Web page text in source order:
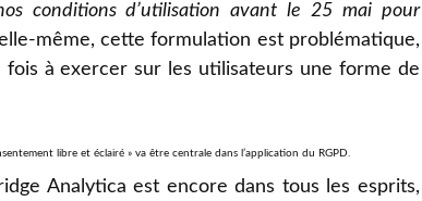
conditions d’utilisation avant le 25 mai pour
même, cette formulation est problématique,
à exercer sur les utilisateurs une forme de
libre et éclairé » va être centrale dans l’application du RGPD.
Analytica est encore dans tous les esprits,